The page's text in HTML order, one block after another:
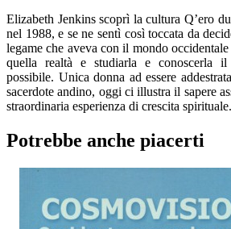
Elizabeth Jenkins scoprì la cultura Q’ero
nel 1988, e se ne sentì così toccata da
legame che aveva con il mondo
quella realtà e studiarla e conoscerla il
possibile. Unica donna ad essere
sacerdote andino, oggi ci illustra il sapere
straordinaria esperienza di crescita spirituale.
Potrebbe anche piacerti